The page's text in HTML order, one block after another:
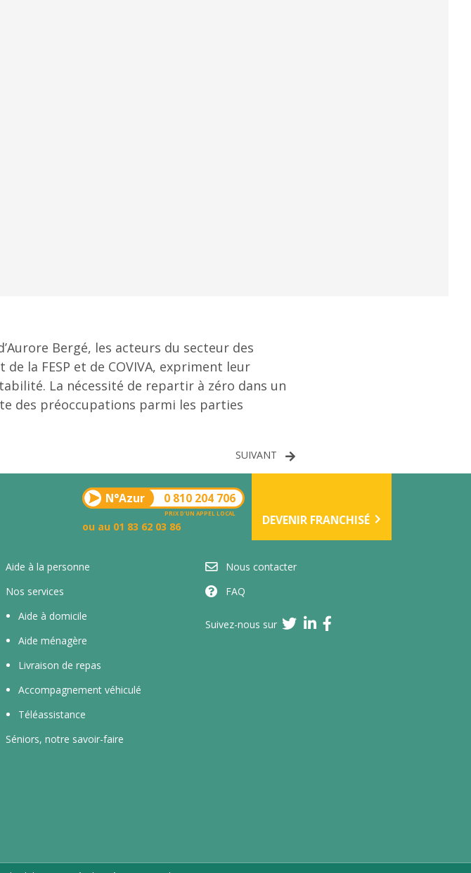
Bergé, les acteurs du secteur des
la FESP et de COVIVA, expriment leur
La nécessité de repartir à zéro dans un
des préoccupations parmi les parties
SUIVANT
N°Azur 0 810 204 706
PRIX D'UN APPEL LOCAL
ou au 01 83 62 03 86 DEVENIR FRANCHISÉ
Aide à la personne
Nos services
Aide à domicile
Aide ménagère
Livraison de repas
Accompagnement véhiculé
Téléassistance
Séniors, notre savoir-faire
Nous contacter
FAQ
Suivez-nous sur